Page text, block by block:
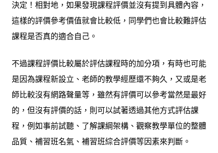
決定！相對地，如果發現課程評價並沒有提到具體內容，
這樣的評價參考價值就會比較低，同學們也會比較難評估
課程是否真的適合自己。
不過課程評價比較屬於評估課程時的加分項，有時也可能
是因為課程新設立、老師的教學經歷還不夠久，又或是老
師比較沒有網路聲量等，雖然有評價可以參考當然是最好
的，但沒有評價的話，則可以試著透過其他方式評估課
程，例如事前試聽 、了解課綱架構、觀察教學單位的整體
品質、補習班名氣、補習班綜合評價等因素來判斷。